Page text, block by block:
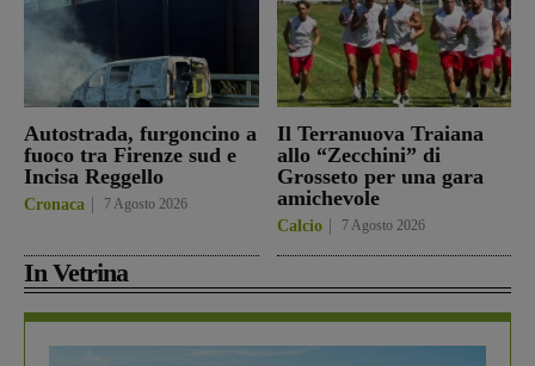
Autostrada, furgoncino a
fuoco tra Firenze sud e
Incisa Reggello
Cronaca 7 Agosto 2026
Il Terranuova Traiana
allo “Zecchini” di
Grosseto per una gara
amichevole
Calcio 7 Agosto 2026
In Vetrina